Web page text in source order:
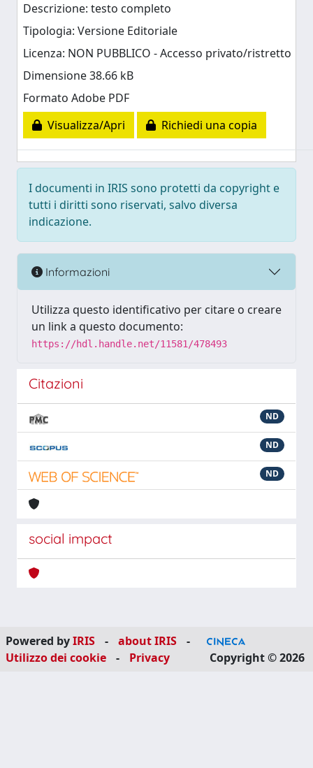
Descrizione: testo completo
Tipologia: Versione Editoriale
Licenza: NON PUBBLICO - Accesso privato/ristretto
Dimensione 38.66 kB
Formato Adobe PDF
Visualizza/Apri
Richiedi una copia
I documenti in IRIS sono protetti da copyright e
tutti i diritti sono riservati, salvo diversa
indicazione.
Informazioni
Utilizza questo identificativo per citare o creare
un link a questo documento:
https://hdl.handle.net/11581/478493
Citazioni
ND
ND
ND
social impact
Powered byIRIS - about IRIS
-
Utilizzo dei cookie
- Privacy Copyright © 2026